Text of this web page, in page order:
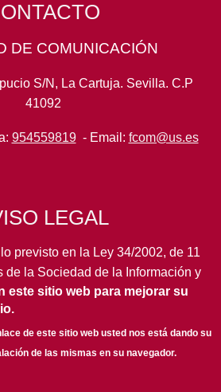
DE COMUNICACIÓN
S/N, La Cartuja. Sevilla. C.P
41092
954559819- Email: fcom@us.es
LEGAL
previsto en la Ley 34/2002, de 11
de la Sociedad de la Información y
así como en otras normas de
pone en conocimiento de los
de laUniversidad de Sevillalos
información general...leer más
este sitio web para mejorar su
de este sitio web usted nos está dando su
de las mismas en su navegador.